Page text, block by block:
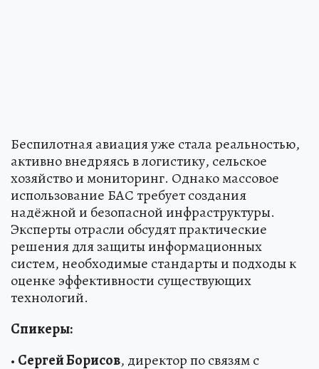
Беспилотная авиация уже стала реальностью,
активно внедряясь в логистику, сельское
хозяйство и мониторинг. Однако массовое
использование БАС требует создания
надёжной и безопасной инфраструктуры.
Эксперты отрасли обсудят практические
решения для защиты информационных
систем, необходимые стандарты и подходы к
оценке эффективности существующих
технологий.
Спикеры:
• Сергей Борисов, директор по связям с